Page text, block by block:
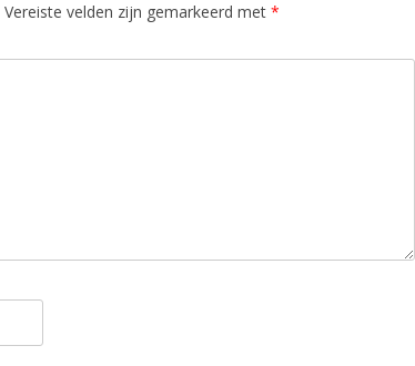
Vereiste velden zijn gemarkeerd met *